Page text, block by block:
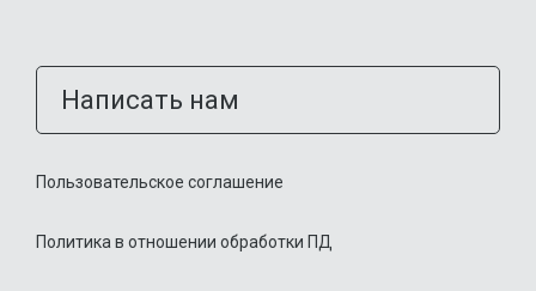
Написать нам
Пользовательское соглашение
Политика в отношении обработки ПД